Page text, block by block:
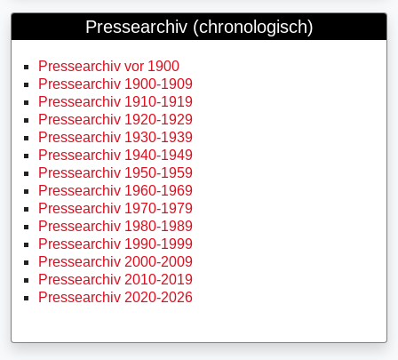
Pressearchiv (chronologisch)
Pressearchiv vor 1900
Pressearchiv 1900-1909
Pressearchiv 1910-1919
Pressearchiv 1920-1929
Pressearchiv 1930-1939
Pressearchiv 1940-1949
Pressearchiv 1950-1959
Pressearchiv 1960-1969
Pressearchiv 1970-1979
Pressearchiv 1980-1989
Pressearchiv 1990-1999
Pressearchiv 2000-2009
Pressearchiv 2010-2019
Pressearchiv 2020-2026